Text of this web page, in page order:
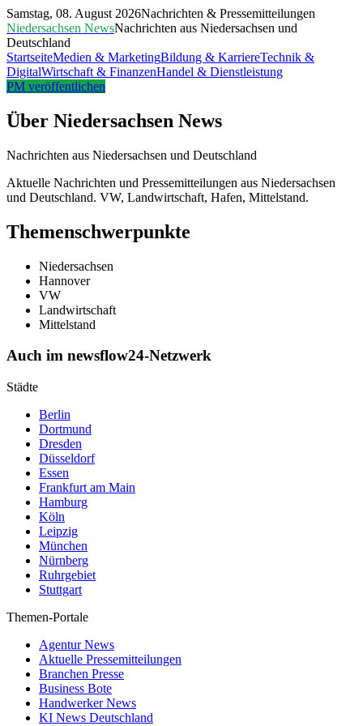
Samstag, 08. August 2026Nachrichten & Pressemitteilungen
Niedersachsen NewsNachrichten aus Niedersachsen und
Deutschland
StartseiteMedien & MarketingBildung & KarriereTechnik &
DigitalWirtschaft & FinanzenHandel & Dienstleistung
PM veröffentlichen
Über Niedersachsen News
Nachrichten aus Niedersachsen und Deutschland
Aktuelle Nachrichten und Pressemitteilungen aus Niedersachsen
und Deutschland. VW, Landwirtschaft, Hafen, Mittelstand.
Themenschwerpunkte
Niedersachsen
Hannover
VW
Landwirtschaft
Mittelstand
Auch im newsflow24-Netzwerk
Städte
Berlin
Dortmund
Dresden
Düsseldorf
Essen
Frankfurt am Main
Hamburg
Köln
Leipzig
München
Nürnberg
Ruhrgebiet
Stuttgart
Themen-Portale
Agentur News
Aktuelle Pressemitteilungen
Branchen Presse
Business Bote
Handwerker News
KI News Deutschland